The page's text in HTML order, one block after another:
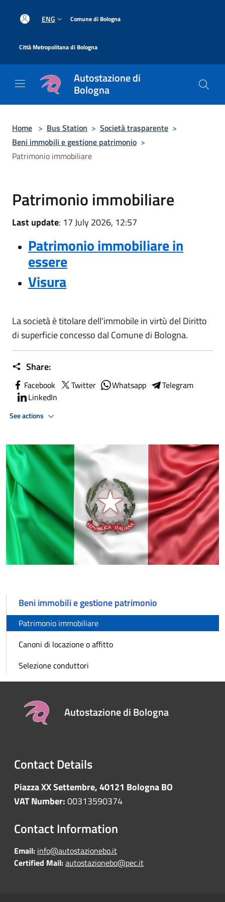
ENG Comune di Bologna
Città Metropolitana di Bologna
Autostazione di
Bologna
Home > Bus Station > Società trasparente >
Beni immobili e gestione patrimonio >
Patrimonio immobiliare
Patrimonio immobiliare
Last update: 17 July 2026, 12:57
Patrimonio immobiliare in
essere
Visura
La società è titolare dell'immobile in virtù del Diritto
di superficie concesso dal Comune di Bologna.
Share:
Facebook Twitter Whatsapp
Telegram
LinkedIn
See actions
Beni immobili e gestione patrimonio
Patrimonio immobiliare
Canoni di locazione o affitto
Selezione conduttori
Autostazione di Bologna
Contact Details
Piazza XX Settembre, 40121 Bologna BO
VAT Number:00313590374
Contact Information
Email: info@autostazionebo.it
Certified Mail:autostazionebo@pec.it